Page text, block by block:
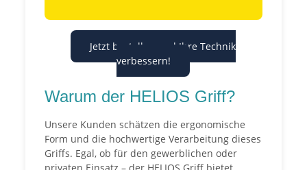
Jetzt bestellen und Ihre Technik
verbessern!
Warum der HELIOS Griff?
Unsere Kunden schätzen die ergonomische
Form und die hochwertige Verarbeitung dieses
Griffs. Egal, ob für den gewerblichen oder